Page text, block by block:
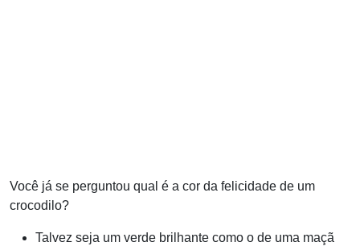
Você já se perguntou qual é a cor da felicidade de um
crocodilo?
Talvez seja um verde brilhante como o de uma maçã